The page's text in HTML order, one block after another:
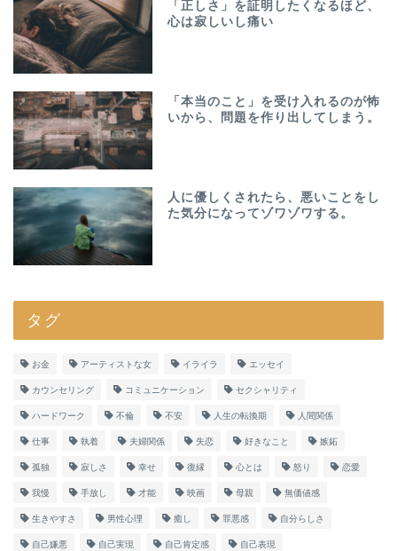
「正しさ」を証明したくなるほど、
心は寂しいし痛い
「本当のこと」を受け入れるのが怖
いから、問題を作り出してしまう。
人に優しくされたら、悪いことをし
た気分になってゾワゾワする。
タグ
お金 アーティストな女 イライラ エッセイ
カウンセリング コミュニケーション セクシャリティ
ハードワーク 不倫 不安 人生の転換期 人間関係
仕事 執着 夫婦関係 失恋 好きなこと 嫉妬
孤独 寂しさ 幸せ 復縁 心とは 怒り 恋愛
我慢 手放し 才能 映画 母親 無価値感
生きやすさ 男性心理 癒し 罪悪感 自分らしさ
自己嫌悪 自己実現 自己肯定感 自己表現